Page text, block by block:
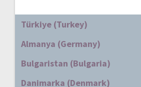
Türkiye (Turkey)
Almanya (Germany)
Bulgaristan (Bulgaria)
Danimarka (Denmark)